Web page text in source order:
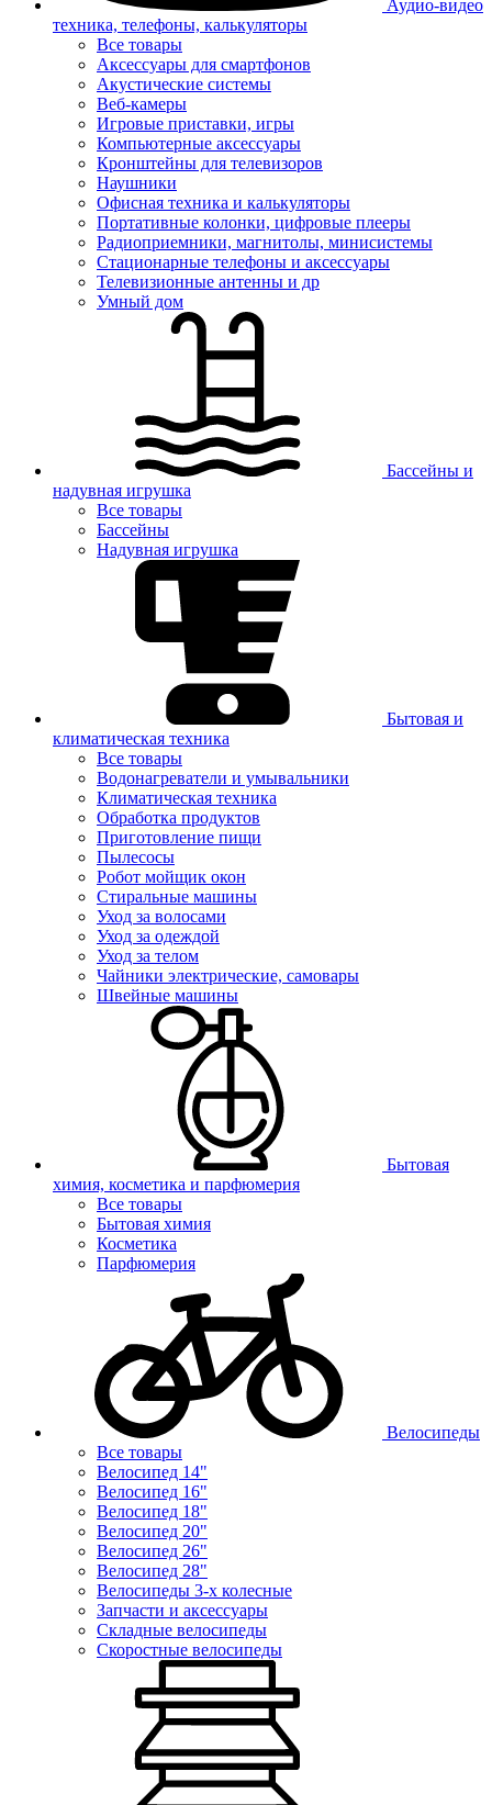
Аудио-видео
техника, телефоны, калькуляторы
Все товары
Аксессуары для смартфонов
Акустические системы
Веб-камеры
Игровые приставки, игры
Компьютерные аксессуары
Кронштейны для телевизоров
Наушники
Офисная техника и калькуляторы
Портативные колонки, цифровые плееры
Радиоприемники, магнитолы, минисистемы
Стационарные телефоны и аксессуары
Телевизионные антенны и др
Умный дом
Бассейны и
надувная игрушка
Все товары
Бассейны
Надувная игрушка
Бытовая и
климатическая техника
Все товары
Водонагреватели и умывальники
Климатическая техника
Обработка продуктов
Приготовление пищи
Пылесосы
Робот мойщик окон
Стиральные машины
Уход за волосами
Уход за одеждой
Уход за телом
Чайники электрические, самовары
Швейные машины
Бытовая
химия, косметика и парфюмерия
Все товары
Бытовая химия
Косметика
Парфюмерия
Велосипеды
Все товары
Велосипед 14"
Велосипед 16"
Велосипед 18"
Велосипед 20"
Велосипед 26"
Велосипед 28"
Велосипеды 3-х колесные
Запчасти и аксессуары
Складные велосипеды
Скоростные велосипеды